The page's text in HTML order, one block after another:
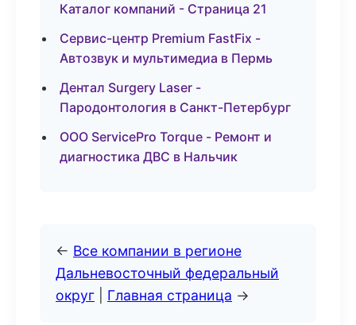
Каталог компаний - Страница 21
Сервис-центр Premium FastFix -
Автозвук и мультимедиа в Пермь
Дентал Surgery Laser -
Пародонтология в Санкт-Петербург
ООО ServicePro Torque - Ремонт и
диагностика ДВС в Нальчик
← Все компании в регионе
Дальневосточный федеральный
округ
Главная страница →